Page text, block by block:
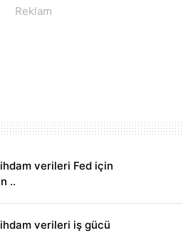
verileri Fed için
..
verileri iş gücü